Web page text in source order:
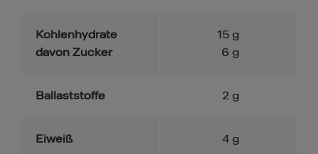
Kohlenhydrate
davon Zucker
15 g
6 g
Ballaststoffe 2 g
Eiweiß 4 g